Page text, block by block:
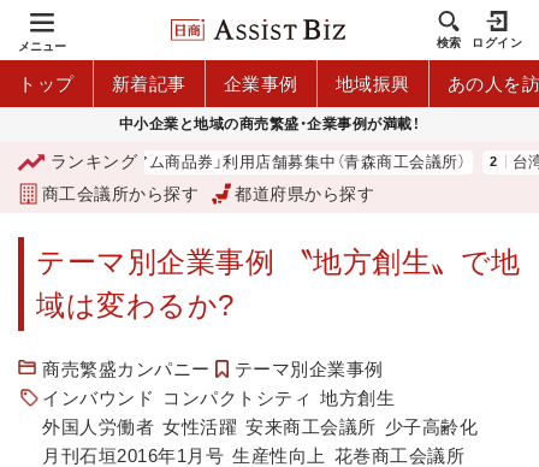
メニュー 検索 ログイン
トップ 新着記事 企業事例 地域振興 あの人を
中小企業と地域の商売繁盛・企業事例が満載！
ランキング
プレミアム商品券」利用店舗募集中（青森商工会議所） 台湾2団体と
商工会議所から探す 都道府県から探す
テーマ別企業事例 〝地方創生〟で地
域は変わるか?
商売繁盛カンパニー
テーマ別企業事例
インバウンド
コンパクトシティ 地方創生
外国人労働者 女性活躍 安来商工会議所 少子高齢化
月刊石垣2016年1月号 生産性向上 花巻商工会議所